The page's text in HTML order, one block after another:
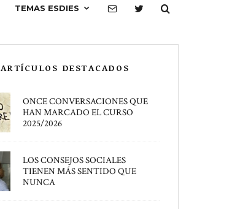
TEMAS ESDIES
ARTÍCULOS DESTACADOS
ONCE CONVERSACIONES QUE
HAN MARCADO EL CURSO
2025/2026
LOS CONSEJOS SOCIALES
TIENEN MÁS SENTIDO QUE
NUNCA